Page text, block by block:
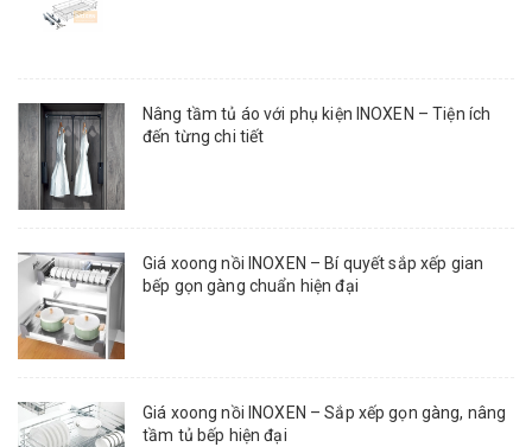
Nâng tầm tủ áo với phụ kiện INOXEN – Tiện ích
đến từng chi tiết
Giá xoong nồi INOXEN – Bí quyết sắp xếp gian
bếp gọn gàng chuẩn hiện đại
Giá xoong nồi INOXEN – Sắp xếp gọn gàng, nâng
tầm tủ bếp hiện đại